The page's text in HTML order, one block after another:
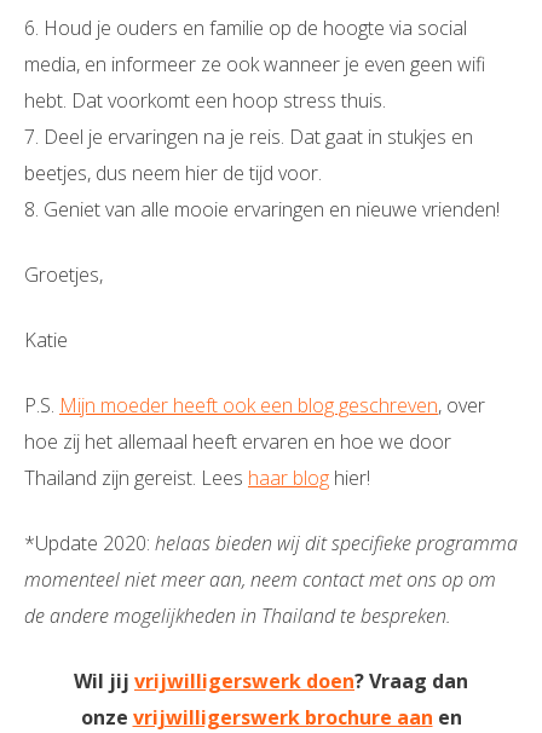
6. Houd je ouders en familie op de hoogte via social
media, en informeer ze ook wanneer je even geen wifi
hebt. Dat voorkomt een hoop stress thuis.
7. Deel je ervaringen na je reis. Dat gaat in stukjes en
beetjes, dus neem hier de tijd voor.
8. Geniet van alle mooie ervaringen en nieuwe vrienden!
Groetjes,
Katie
P.S. Mijn moeder heeft ook een blog geschreven, over
hoe zij het allemaal heeft ervaren en hoe we door
Thailand zijn gereist. Lees haar blog hier!
*Update 2020: helaas bieden wij dit specifieke programma
momenteel niet meer aan, neem contact met ons op om
de andere mogelijkheden in Thailand te bespreken.
Wil jij vrijwilligerswerk doen? Vraag dan
onze vrijwilligerswerk brochure aan en